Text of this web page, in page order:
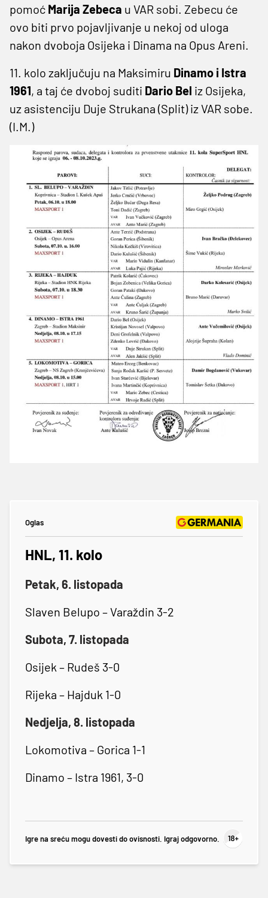
pomoć Marija Zebeca u VAR sobi. Zebecu će
ovo biti prvo pojavljivanje u nekoj od uloga
nakon dvoboja Osijeka i Dinama na Opus Areni.
11. kolo zaključuju na Maksimiru Dinamo i Istra
1961, a taj će dvoboj suditi Dario Bel iz Osijeka,
uz asistenciju Duje Strukana (Split) iz VAR sobe.
(I.M.)
Oglas
HNL, 11. kolo
Petak, 6. listopada
Slaven Belupo – Varaždin 3-2
Subota, 7. listopada
Osijek – Rudeš 3-0
Rijeka – Hajduk 1-0
Nedjelja, 8. listopada
Lokomotiva – Gorica 1-1
Dinamo – Istra 1961, 3-0
Igre na sreću mogu dovesti do ovisnosti. Igraj odgovorno.